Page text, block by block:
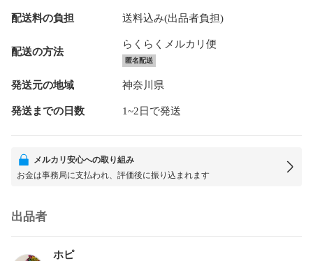
配送料の負担 送料込み(出品者負担)
配送の方法
らくらくメルカリ便
匿名配送
発送元の地域 神奈川県
発送までの日数 1~2日で発送
メルカリ安心への取り組み
お金は事務局に支払われ、評価後に振り込まれます
出品者
ホピ